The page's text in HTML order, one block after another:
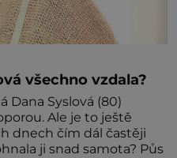
všechno vzdala?
Dana Syslová (80)
Ale je to ještě
dnech čím dál častěji
o svém odchodu. Dohnala ji snad samota? Půs